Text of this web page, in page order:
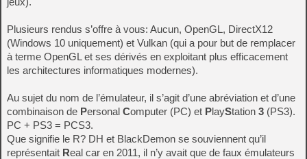
Plusieurs rendus s’offre à vous: Aucun, OpenGL, DirectX12
(Windows 10 uniquement) et Vulkan (qui a pour but de remplacer
à terme OpenGL et ses dérivés en exploitant plus efficacement
les architectures informatiques modernes).
Au sujet du nom de l’émulateur, il s’agit d’une abréviation et d’une
combinaison de Personal Computer (PC) et PlayStation 3 (PS3).
PC + PS3 = PCS3.
Que signifie le R? DH et BlackDemon se souviennent qu’il
représentait Real car en 2011, il n’y avait que de faux émulateurs